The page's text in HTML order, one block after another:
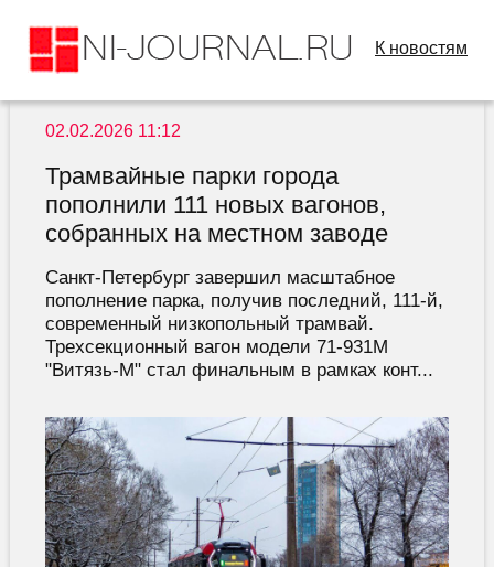
К новостям
02.02.2026 11:12
Трамвайные парки города
пополнили 111 новых вагонов,
собранных на местном заводе
Санкт-Петербург завершил масштабное
пополнение парка, получив последний, 111-й,
современный низкопольный трамвай.
Трехсекционный вагон модели 71-931М
"Витязь-М" стал финальным в рамках конт...